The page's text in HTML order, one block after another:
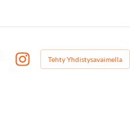
Instagram
Tehty Yhdistysavaimella